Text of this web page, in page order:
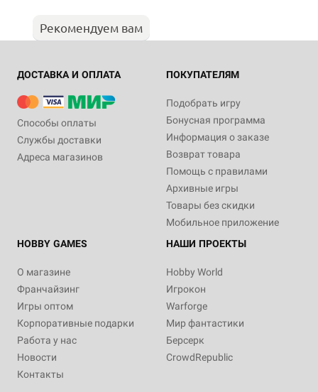
Рекомендуем вам
ДОСТАВКА И ОПЛАТА
Способы оплаты
Службы доставки
Адреса магазинов
ПОКУПАТЕЛЯМ
Подобрать игру
Бонусная программа
Информация о заказе
Возврат товара
Помощь с правилами
Архивные игры
Товары без скидки
Мобильное приложение
HOBBY GAMES
О магазине
Франчайзинг
Игры оптом
Корпоративные подарки
Работа у нас
Новости
Контакты
НАШИ ПРОЕКТЫ
Hobby World
Игрокон
Warforge
Мир фантастики
Берсерк
CrowdRepublic